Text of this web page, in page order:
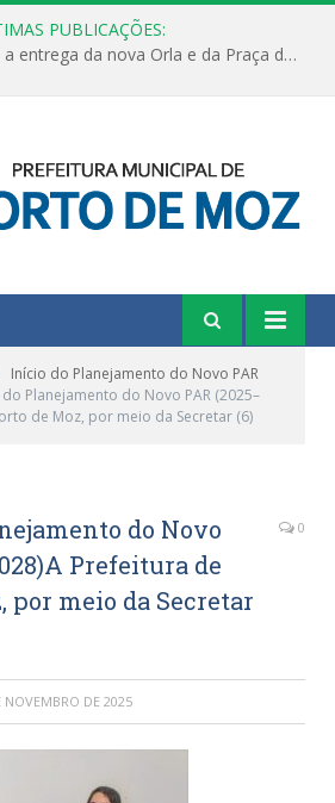
PUBLICAÇÕES:
Últimos detalhes para a entrega da nova Orla e da Praça do Praião
Início do Planejamento do Novo PAR
Planejamento do Novo PAR (2025–
de Moz, por meio da Secretar (6)
do Novo
Prefeitura de
por meio da Secretar
0
NOVEMBRO DE 2025